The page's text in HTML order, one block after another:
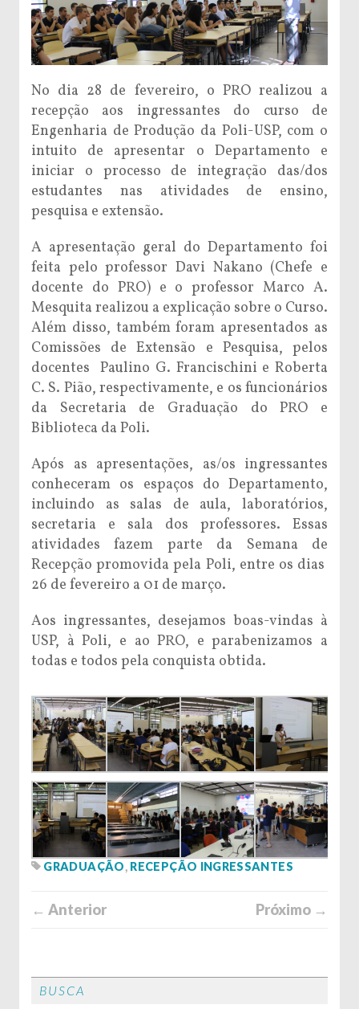
No dia 28 de fevereiro, o PRO realizou a
recepção aos ingressantes do curso de
Engenharia de Produção da Poli-USP, com o
intuito de apresentar o Departamento e
iniciar o processo de integração das/dos
estudantes nas atividades de ensino,
pesquisa e extensão.
A apresentação geral do Departamento foi
feita pelo professor Davi Nakano (Chefe e
docente do PRO) e o professor Marco A.
Mesquita realizou a explicação sobre o Curso.
Além disso, também foram apresentados as
Comissões de Extensão e Pesquisa, pelos
docentes Paulino G. Francischini e Roberta
C. S. Pião, respectivamente, e os funcionários
da Secretaria de Graduação do PRO e
Biblioteca da Poli.
Após as apresentações, as/os ingressantes
conheceram os espaços do Departamento,
incluindo as salas de aula, laboratórios,
secretaria e sala dos professores. Essas
atividades fazem parte da Semana de
Recepção promovida pela Poli, entre os dias
26 de fevereiro a 01 de março.
Aos ingressantes, desejamos boas-vindas à
USP, à Poli, e ao PRO, e parabenizamos a
todas e todos pela conquista obtida.
GRADUAÇÃO, RECEPÇÃO INGRESSANTES
← Anterior Próximo →
BUSCA